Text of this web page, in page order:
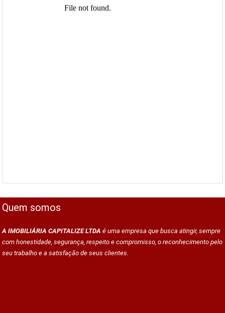
Quem somos
A IMOBILIÁRIA CAPITALIZE LTDA é uma empresa que busca atingir, sempre
com honestidade, segurança, respeito e compromisso, o reconhecimento pelo
seu trabalho e a satisfação de seus clientes.